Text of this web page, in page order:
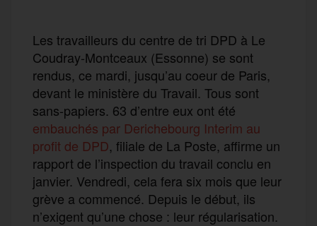
Les travailleurs du centre de tri DPD à Le
Coudray-Montceaux (Essonne) se sont
rendus, ce mardi, jusqu’au coeur de Paris,
devant le ministère du Travail. Tous sont
sans-papiers. 63 d’entre eux ont été
embauchés par Derichebourg Interim au
profit de DPD, filiale de La Poste, affirme un
rapport de l’inspection du travail conclu en
janvier. Vendredi, cela fera six mois que leur
grève a commencé. Depuis le début, ils
n’exigent qu’une chose : leur régularisation.